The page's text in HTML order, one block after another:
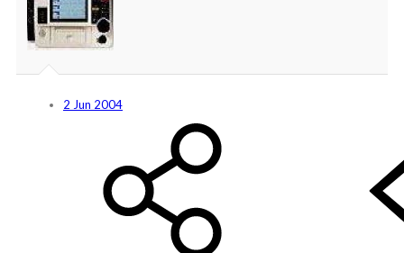
2 Jun 2004